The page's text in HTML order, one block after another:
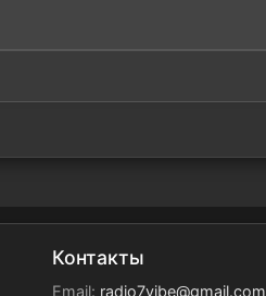
Контакты
Email: radio7vibe@gmail.com